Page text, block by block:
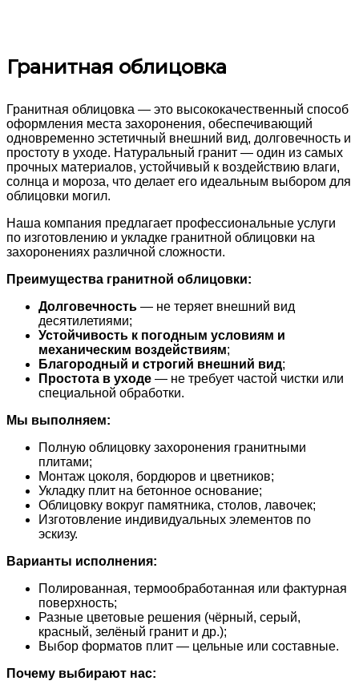
Гранитная облицовка
Гранитная облицовка — это высококачественный способ
оформления места захоронения, обеспечивающий
одновременно эстетичный внешний вид, долговечность и
простоту в уходе. Натуральный гранит — один из самых
прочных материалов, устойчивый к воздействию влаги,
солнца и мороза, что делает его идеальным выбором для
облицовки могил.
Наша компания предлагает профессиональные услуги
по изготовлению и укладке гранитной облицовки на
захоронениях различной сложности.
Преимущества гранитной облицовки:
Долговечность — не теряет внешний вид
десятилетиями;
Устойчивость к погодным условиям и
механическим воздействиям;
Благородный и строгий внешний вид;
Простота в уходе — не требует частой чистки или
специальной обработки.
Мы выполняем:
Полную облицовку захоронения гранитными
плитами;
Монтаж цоколя, бордюров и цветников;
Укладку плит на бетонное основание;
Облицовку вокруг памятника, столов, лавочек;
Изготовление индивидуальных элементов по
эскизу.
Варианты исполнения:
Полированная, термообработанная или фактурная
поверхность;
Разные цветовые решения (чёрный, серый,
красный, зелёный гранит и др.);
Выбор форматов плит — цельные или составные.
Почему выбирают нас: